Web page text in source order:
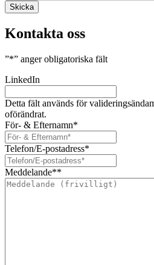
Skicka
Kontakta oss
”*” anger obligatoriska fält
LinkedIn
Detta fält används för
oförändrat.
För- & Efternamn*
Telefon/E-postadress*
Meddelande**